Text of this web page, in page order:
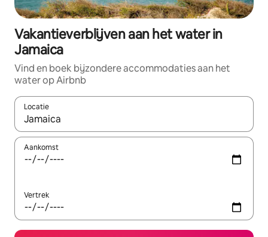
Vakantieverblijven aan het water in
Jamaica
Vind en boek bijzondere accommodaties aan het
water op Airbnb
Locatie
Wanneer er resultaten beschikbaar zijn, maak je een keuze
Aankomst
Vertrek